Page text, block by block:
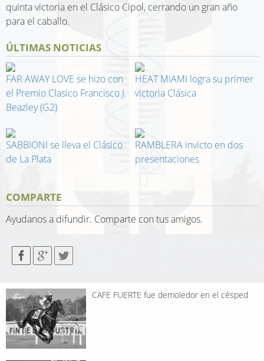
quinta victoria en el Clásico Cipol, cerrando un gran año
para el caballo.
ÚLTIMAS NOTICIAS
FAR AWAY LOVE se hizo con
el Premio Clasico Francisco J.
Beazley (G2)
HEAT MIAMI logra su primer
victoria Clásica
SABBIONI se lleva el Clásico
de La Plata
RAMBLERA invicto en dos
presentaciones
COMPARTE
Ayudanos a difundir. Comparte con tus amigos.
CAFE FUERTE fue demoledor en el césped